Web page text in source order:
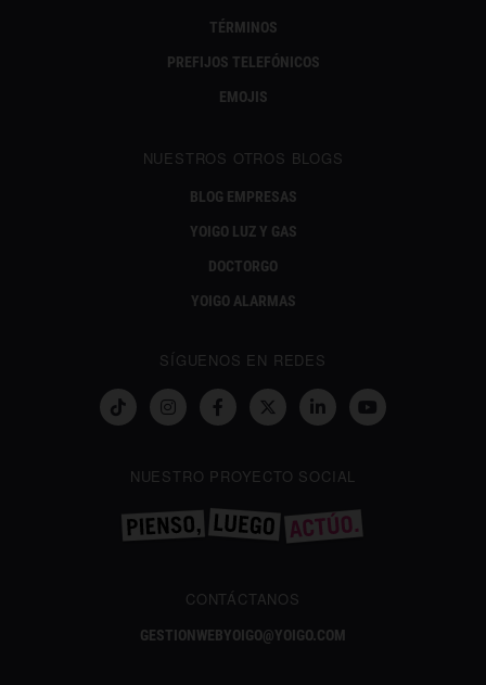
TÉRMINOS
PREFIJOS TELEFÓNICOS
EMOJIS
NUESTROS OTROS BLOGS
BLOG EMPRESAS
YOIGO LUZ Y GAS
DOCTORGO
YOIGO ALARMAS
SÍGUENOS EN REDES
NUESTRO PROYECTO SOCIAL
CONTÁCTANOS
GESTIONWEBYOIGO@YOIGO.COM